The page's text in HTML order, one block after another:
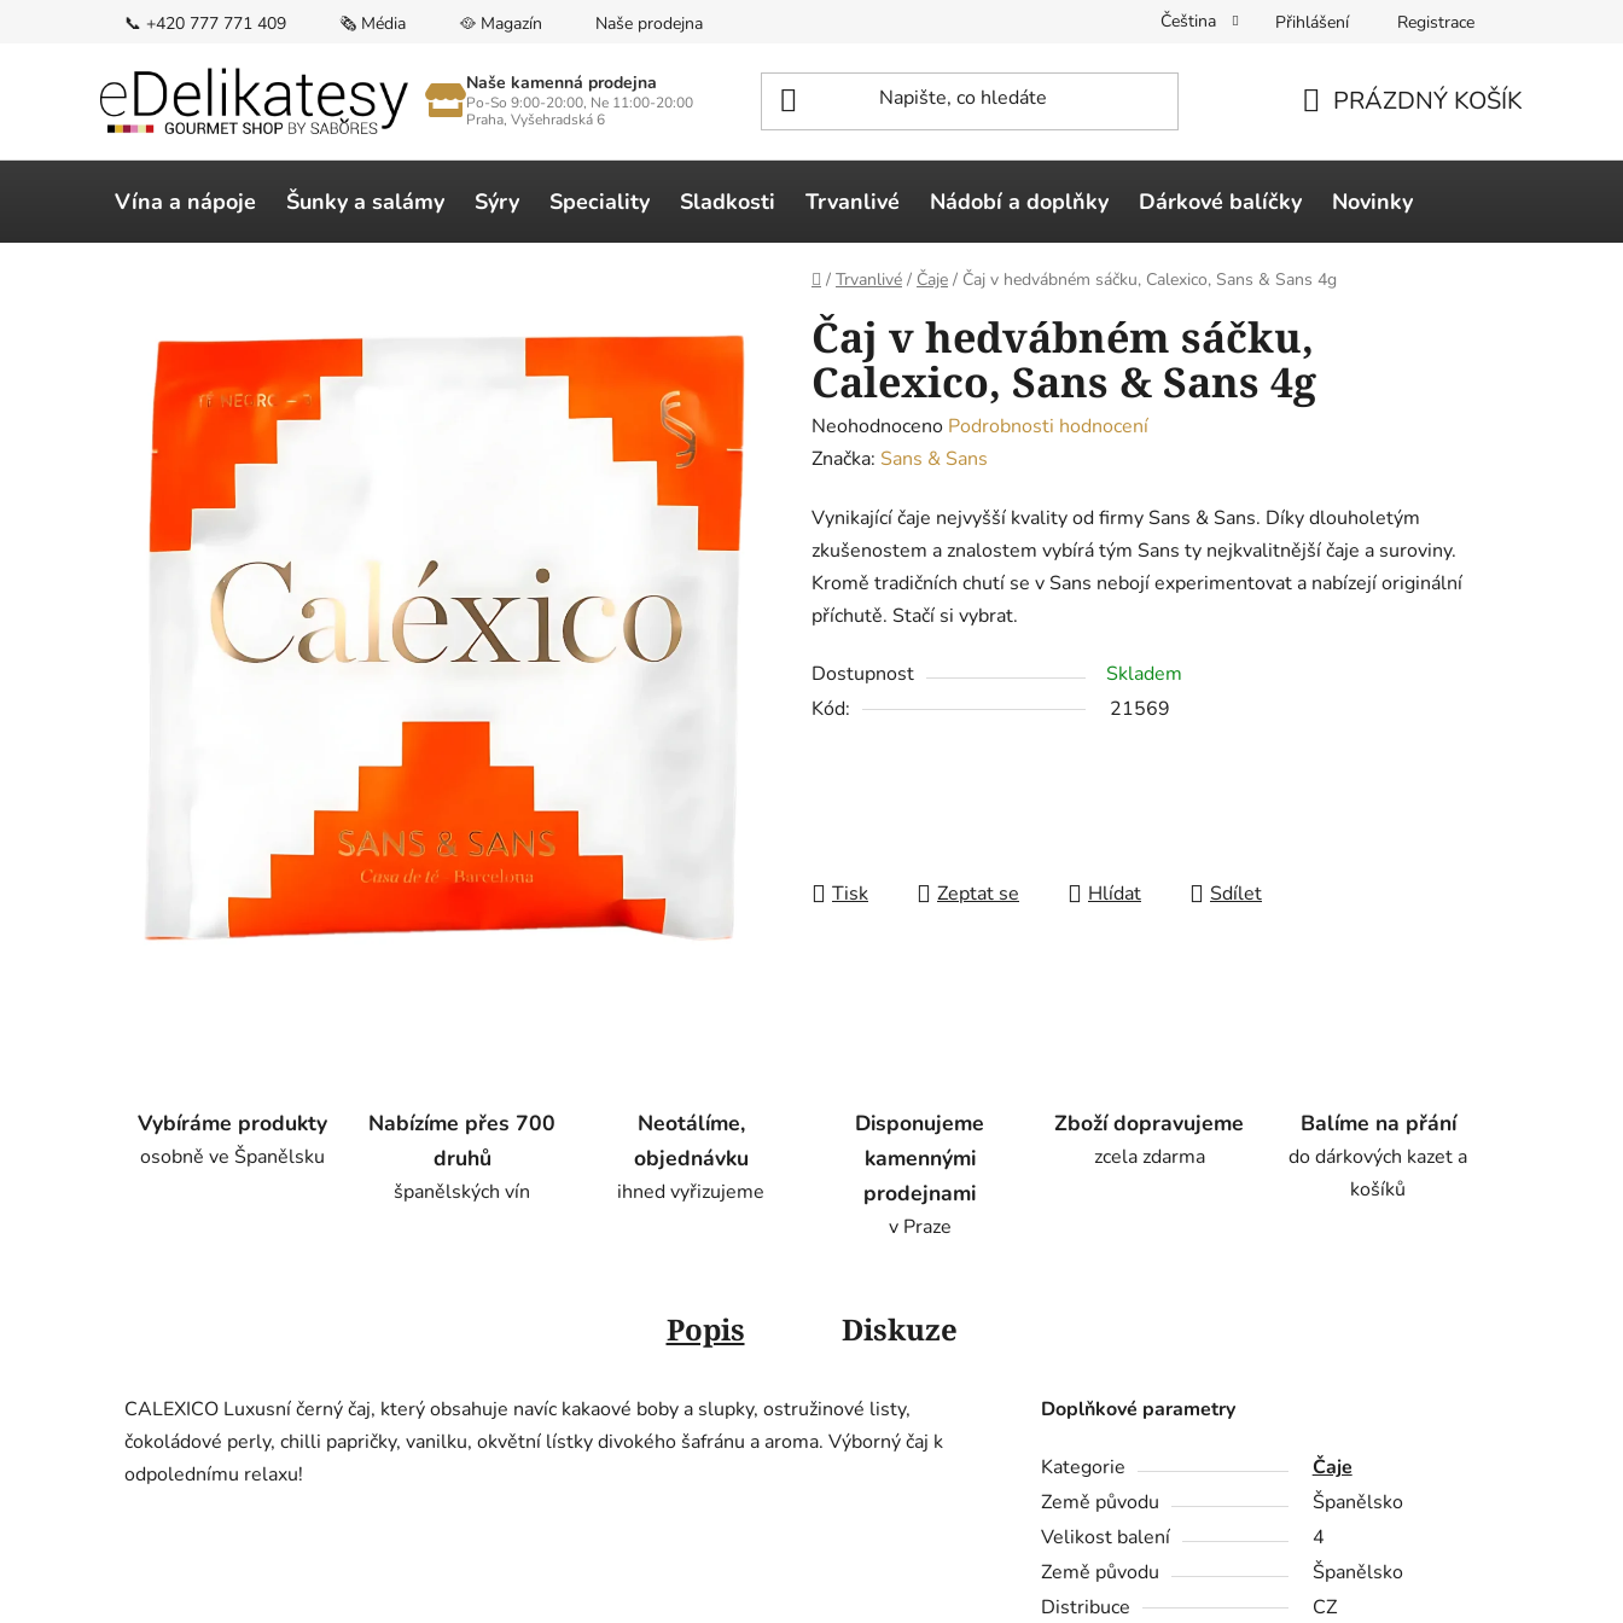
📞 +420 777 771 409 🗞️ Média 🥘 Magazín Naše prodejna Čeština Přihlášení Registrace
Naše kamenná prodejna
Po-So 9:00-20:00, Ne 11:00-20:00
Praha, Vyšehradská 6
KOŠÍK
PRÁZDNÝ KOŠÍK
Vína a nápoje Šunky a salámy Sýry Speciality Sladkosti Trvanlivé Nádobí a doplňky Dárkové balíčky Novinky
Domů
/ Trvanlivé / Čaje / Čaj v hedvábném sáčku, Calexico, Sans & Sans 4g
Čaj v hedvábném sáčku,
Calexico, Sans & Sans 4g
Průměrné
hodnocení
je
0,0
z
5
Neohodnoceno Podrobnosti hodnocení
Značka: Sans & Sans
Vynikající čaje nejvyšší kvality od firmy Sans & Sans. Díky dlouholetým
zkušenostem a znalostem vybírá tým Sans ty nejkvalitnější čaje a suroviny.
Kromě tradičních chutí se v Sans nebojí experimentovat a nabízejí originální
příchutě. Stačí si vybrat.
Dostupnost
Skladem
Kód:
21569
Tisk Zeptat se Hlídat Sdílet
Vybíráme produkty
osobně ve Španělsku
Nabízíme přes 700
druhů
španělských vín
Neotálíme,
objednávku
ihned vyřizujeme
Disponujeme
kamennými
prodejnami
v Praze
Zboží dopravujeme
zcela zdarma
Balíme na přání
do dárkových kazet a
košíků
Popis Diskuze
CALEXICO Luxusní černý čaj, který obsahuje navíc kakaové boby a slupky, ostružinové listy,
čokoládové perly, chilli papričky, vanilku, okvětní lístky divokého šafránu a aroma. Výborný čaj k
odpolednímu relaxu!
Doplňkové parametry
Kategorie
Čaje
Země původu
Španělsko
Velikost balení
4
Země původu
Španělsko
Distribuce
CZ